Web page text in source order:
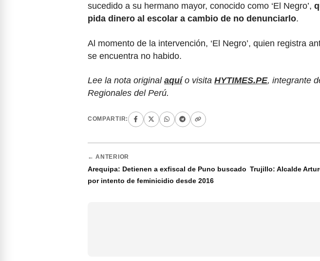
sucedido a su hermano mayor, conocido como ‘El Negro’,
pida dinero al escolar a cambio de no denunciarlo.
Al momento de la intervención, ‘El Negro’, quien registra
se encuentra no habido.
Lee la nota original aquío visita HYTIMES.PE, integrante
Regionales del Perú.
COMPARTIR:
← ANTERIOR
Arequipa: Detienen a exfiscal de Puno buscado
por intento de feminicidio desde 2016
Trujillo: Alcalde